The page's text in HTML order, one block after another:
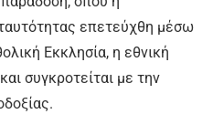
επετεύχθη μέσω
Εκκλησία, η εθνική
συγκροτείται με την